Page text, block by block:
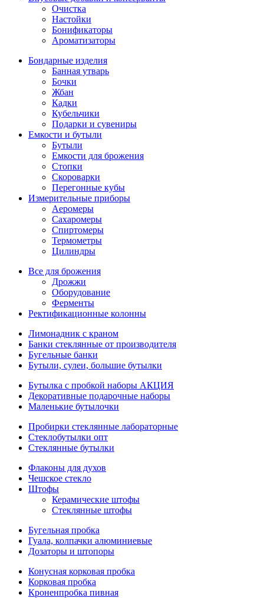
Очистка
Настойки
Бонификаторы
Ароматизаторы
Бондарные изделия
Банная утварь
Бочки
Жбан
Кадки
Кубельчики
Подарки и сувениры
Емкости и бутыли
Бутыли
Емкости для брожения
Стопки
Скороварки
Перегонные кубы
Измерительные приборы
Аеромеры
Сахаромеры
Спиртомеры
Термометры
Цилиндры
Все для брожения
Дрожжи
Оборудование
Ферменты
Ректификационные колонны
Лимонадник с краном
Банки стеклянные от производителя
Бугельные банки
Бутыли, сулеи, большие бутылки
Бутылка с пробкой наборы АКЦИЯ
Декоративные подарочные наборы
Маленькие бутылочки
Пробирки стеклянные лабораторные
Стеклобутылки опт
Стеклянные бутылки
Флаконы для духов
Чешское стекло
Штофы
Керамические штофы
Стеклянные штофы
Бугельная пробка
Гуала, колпачки алюминиевые
Дозаторы и штопоры
Конусная корковая пробка
Корковая пробка
Кроненпробка пивная